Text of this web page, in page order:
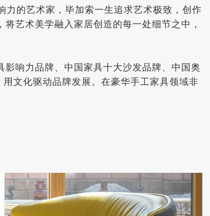
力的艺术家，毕加索一生追求艺术极致，创作
艺术美学融入家居创造的每一处细节之中，
响力品牌、中国家具十大沙发品牌、中国奥
文化驱动品牌发展。在豪华手工家具领域非